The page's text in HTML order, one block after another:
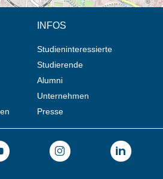
INFOS
Studieninteressierte
Studierende
Alumni
Unternehmen
Presse